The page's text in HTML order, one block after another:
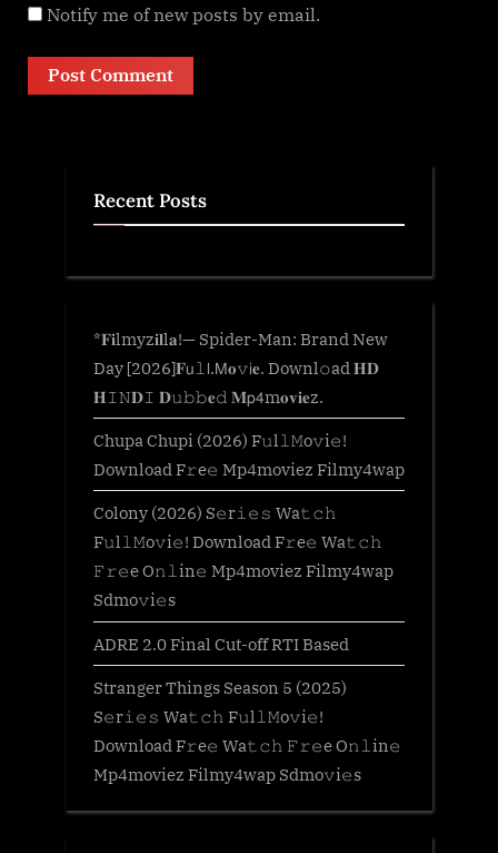
Notify me of new posts by email.
Recent Posts
*𝐅𝐢lmyz𝐢𝐥l𝐚!— Spider-Man: Brand New
Day [2026]𝐅𝗎𝚕𝗅.𝖬𝐨𝚟𝗂𝐞. Downl𝚘ad 𝐇𝐃
𝐇𝙸𝙽𝐃𝙸 𝐃𝚞𝚋𝚋𝐞𝚍 𝐌𝗉𝟦m𝐨𝐯𝐢𝐞z.
Chupa Chupi (2026) F𝚞l𝚕𝙼o𝚟i𝚎!
Download F𝚛e𝚎 Mp4moviez Filmy4wap
Colony (2026) S𝚎r𝚒𝚎𝚜 Wa𝚝𝚌𝚑
F𝚞l𝚕𝙼o𝚟i𝚎! Download F𝚛e𝚎 Wa𝚝𝚌𝚑
𝙵𝚛𝚎e O𝚗𝚕in𝚎 Mp4moviez Filmy4wap
Sdmo𝚟i𝚎s
ADRE 2.0 Final Cut-off RTI Based
Stranger Things Season 5 (2025)
S𝚎r𝚒𝚎𝚜 Wa𝚝𝚌𝚑 F𝚞l𝚕𝙼o𝚟i𝚎!
Download F𝚛e𝚎 Wa𝚝𝚌𝚑 𝙵𝚛𝚎e O𝚗𝚕in𝚎
Mp4moviez Filmy4wap Sdmo𝚟i𝚎s